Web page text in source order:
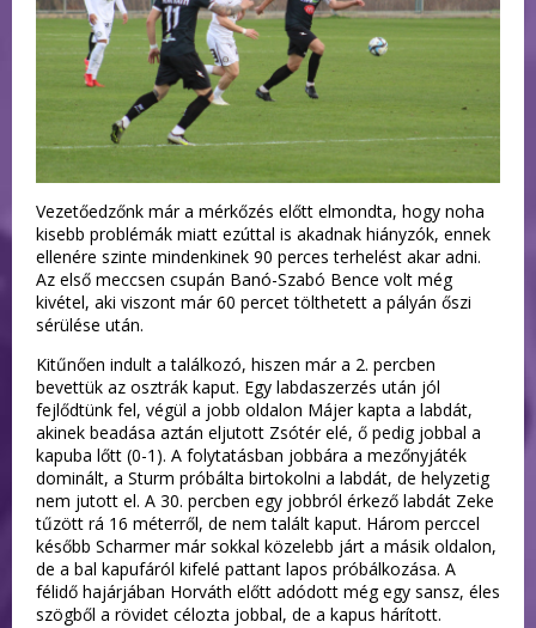
Vezetőedzőnk már a mérkőzés előtt elmondta, hogy noha
kisebb problémák miatt ezúttal is akadnak hiányzók, ennek
ellenére szinte mindenkinek 90 perces terhelést akar adni.
Az első meccsen csupán Banó-Szabó Bence volt még
kivétel, aki viszont már 60 percet tölthetett a pályán őszi
sérülése után.
Kitűnően indult a találkozó, hiszen már a 2. percben
bevettük az osztrák kaput. Egy labdaszerzés után jól
fejlődtünk fel, végül a jobb oldalon Májer kapta a labdát,
akinek beadása aztán eljutott Zsótér elé, ő pedig jobbal a
kapuba lőtt (0-1). A folytatásban jobbára a mezőnyjáték
dominált, a Sturm próbálta birtokolni a labdát, de helyzetig
nem jutott el. A 30. percben egy jobbról érkező labdát Zeke
tűzött rá 16 méterről, de nem talált kaput. Három perccel
később Scharmer már sokkal közelebb járt a másik oldalon,
de a bal kapufáról kifelé pattant lapos próbálkozása. A
félidő hajárjában Horváth előtt adódott még egy sansz, éles
szögből a rövidet célozta jobbal, de a kapus hárított.